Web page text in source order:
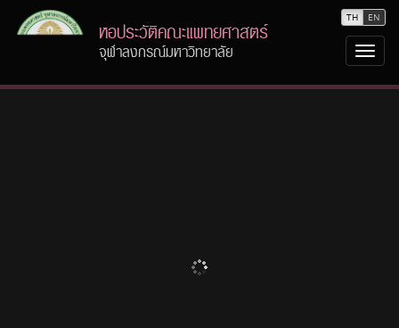
TH EN
หอประวัติคณะแพทยศาสตร์
จุฬาลงกรณ์มหาวิทยาลัย